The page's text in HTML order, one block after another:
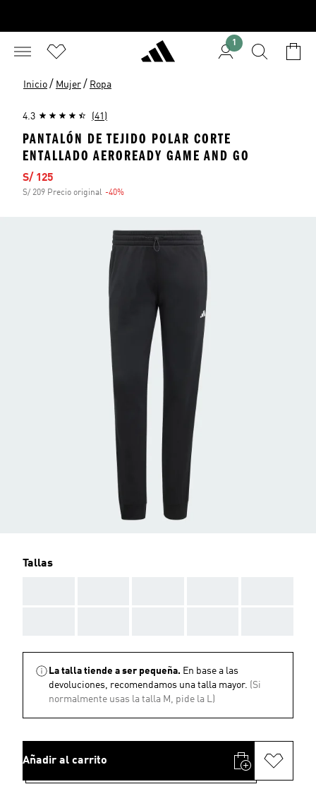
1
Inicio / Mujer / Ropa
4.3 (41)
PANTALÓN DE TEJIDO POLAR CORTE
ENTALLADO AEROREADY GAME AND GO
Precio de venta
S/ 125
S/ 209 Precio original -40%
Tallas
La talla tiende a ser pequeña. En base a las
devoluciones, recomendamos una talla mayor. (Si
normalmente usas la talla M, pide la L)
Añadir al carrito